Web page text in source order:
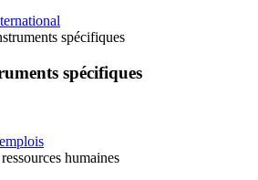
spécifiques
spécifiques
humaines